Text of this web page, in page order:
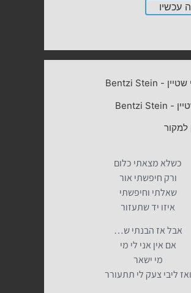
עכשיו
שטיין -
Bentzi Stein
-
Bentzi Stein
למקור
כשלא מצאתי כלום
ורק חיפשתי אור
שאלתי וחיפשתי
איזו יד שתעזור
אבל אז הבנתי ש…
אם אין אני לי מי
מי ישאר
ואז ליבי צעק לי תתעורר